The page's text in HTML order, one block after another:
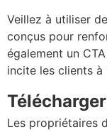
Veillez à utiliser
conçus pour
également un
incite les clients à
Les propriétaires